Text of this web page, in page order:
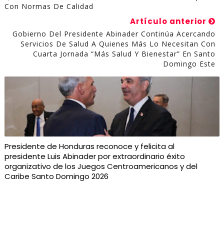
Con Normas De Calidad
Artículo anterior
Gobierno Del Presidente Abinader Continúa Acercando
Servicios De Salud A Quienes Más Lo Necesitan Con
Cuarta Jornada “Más Salud Y Bienestar” En Santo
Domingo Este
Presidente de Honduras reconoce y felicita al
presidente Luis Abinader por extraordinario éxito
organizativo de los Juegos Centroamericanos y del
Caribe Santo Domingo 2026